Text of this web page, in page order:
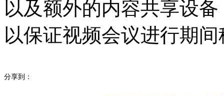
以及额外的内容共享设
以保证视频会议进行期
分享到：